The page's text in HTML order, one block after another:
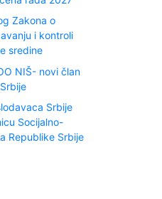
Zakona o
i kontroli
sredine
NIŠ- novi član
Srbije
Socijalno-
Republike Srbije